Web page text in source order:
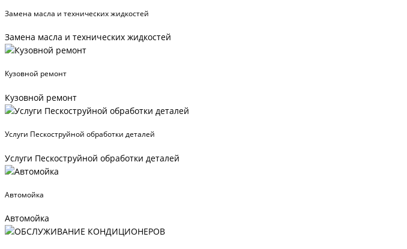
Замена масла и технических жидкостей
Замена масла и технических жидкостей
Кузовной ремонт
Кузовной ремонт
Услуги Пескоструйной обработки деталей
Услуги Пескоструйной обработки деталей
Автомойка
Автомойка